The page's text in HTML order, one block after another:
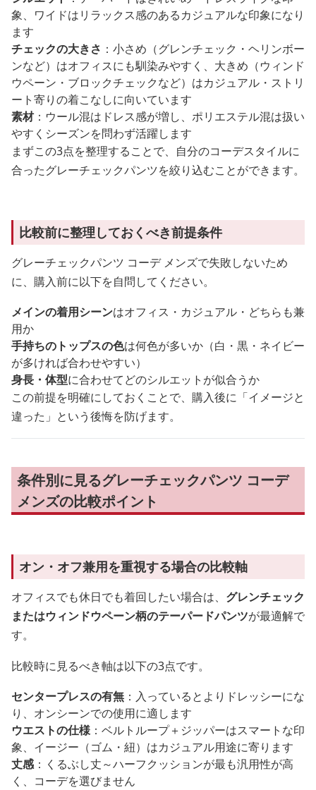
象、ワイドはリラックス感のあるカジュアルな印象になり
ます
チェックの大きさ ：小さめ（グレンチェック・ヘリンボー
ンなど）はオフィスにも馴染みやすく、大きめ（ウィンド
ウペーン・ブロックチェックなど）はカジュアル・ストリ
ート寄りの着こなしに向いています
素材：ウール混はドレス感が増し、ポリエステル混は扱い
やすくシーズンを問わず活躍します
まずこの3点を整理することで、自分のコーデスタイルに
合ったグレーチェックパンツを絞り込むことができます。
比較前に整理しておくべき前提条件
グレーチェックパンツ コーデ メンズで失敗しないため
に、購入前に以下を自問してください。
メインの着用シーンはオフィス・カジュアル・どちらも兼
用か
手持ちのトップスの色は何色が多いか（白・黒・ネイビー
が多ければ合わせやすい）
身長・体型に合わせてどのシルエットが似合うか
この前提を明確にしておくことで、購入後に「イメージと
違った」という後悔を防げます。
条件別に見るグレーチェックパンツ コーデ
メンズの比較ポイント
オン・オフ兼用を重視する場合の比較軸
オフィスでも休日でも着回したい場合は、 グレンチェック
またはウィンドウペーン柄のテーパードパンツが最適解で
す。
比較時に見るべき軸は以下の3点です。
センタープレスの有無 ：入っているとよりドレッシーにな
り、オンシーンでの使用に適します
ウエストの仕様：ベルトループ＋ジッパーはスマートな印
象、イージー（ゴム・紐）はカジュアル用途に寄ります
丈感：くるぶし丈～ハーフクッションが最も汎用性が高
く、コーデを選びません